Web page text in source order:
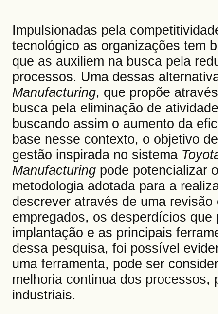
Impulsionadas pela
tecnológico as organizações tem
que as auxiliem na busca pela
processos. Uma dessas
Manufacturing, que propõe
busca pela eliminação de
buscando assim o aumento da
base nesse contexto, o objetivo
gestão inspirada no sistema
Manufacturingpode potencializar
metodologia adotada para a
descrever através de uma
empregados, os desperdícios
implantação e as principais
dessa pesquisa, foi possível
uma ferramenta, pode ser
melhoria continua dos processos,
industriais.